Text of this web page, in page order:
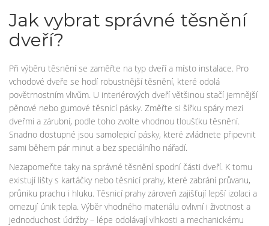
Jak vybrat správné těsnění
dveří?
Při výběru těsnění se zaměřte na typ dveří a místo instalace. Pro
vchodové dveře se hodí robustnější těsnění, které odolá
povětrnostním vlivům. U interiérových dveří většinou stačí jemnější
pěnové nebo gumové těsnicí pásky. Změřte si šířku spáry mezi
dveřmi a zárubní, podle toho zvolte vhodnou tloušťku těsnění.
Snadno dostupné jsou samolepicí pásky, které zvládnete připevnit
sami během pár minut a bez speciálního nářadí.
Nezapomeňte taky na správné těsnění spodní části dveří. K tomu
existují lišty s kartáčky nebo těsnicí prahy, které zabrání průvanu,
průniku prachu i hluku. Těsnicí prahy zároveň zajišťují lepší izolaci a
omezují únik tepla. Výběr vhodného materiálu ovlivní i životnost a
jednoduchost údržby – lépe odolávají vlhkosti a mechanickému